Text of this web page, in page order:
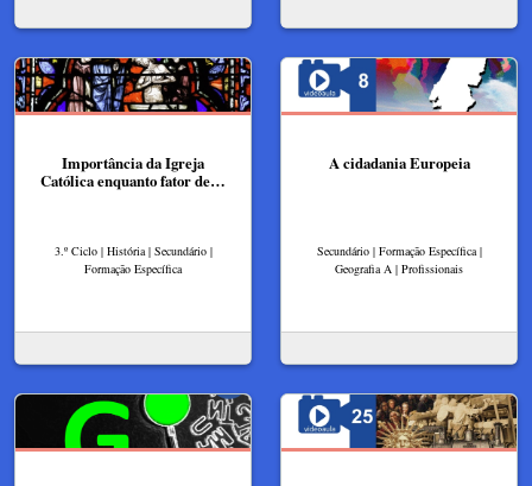
Importância da Igreja
Católica enquanto fator de…
3.º Ciclo | História | Secundário |
Formação Específica
A cidadania Europeia
Secundário | Formação Específica |
Geografia A | Profissionais